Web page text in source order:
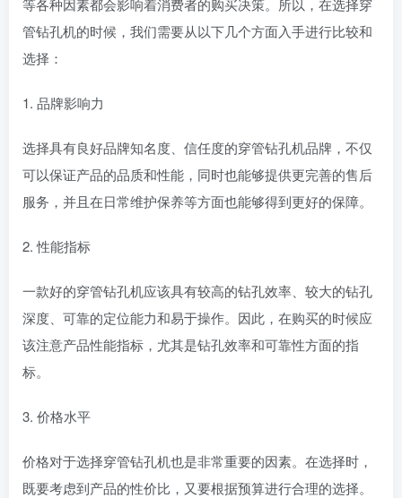
等各种因素都会影响着消费者的购买决策。所以，在选择穿
管钻孔机的时候，我们需要从以下几个方面入手进行比较和
选择：
1. 品牌影响力
选择具有良好品牌知名度、信任度的穿管钻孔机品牌，不仅
可以保证产品的品质和性能，同时也能够提供更完善的售后
服务，并且在日常维护保养等方面也能够得到更好的保障。
2. 性能指标
一款好的穿管钻孔机应该具有较高的钻孔效率、较大的钻孔
深度、可靠的定位能力和易于操作。因此，在购买的时候应
该注意产品性能指标，尤其是钻孔效率和可靠性方面的指
标。
3. 价格水平
价格对于选择穿管钻孔机也是非常重要的因素。在选择时，
既要考虑到产品的性价比，又要根据预算进行合理的选择。